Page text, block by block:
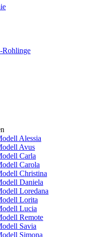
Rohlinge
Alessia
Avus
Carla
Carola
Christina
Daniela
Loredana
Lorita
Lucia
Remote
Savia
Simona